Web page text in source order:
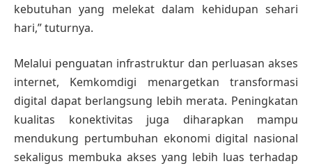
kebutuhan yang melekat dalam kehidupan sehari
hari,” tuturnya.
Melalui penguatan infrastruktur dan perluasan akses
internet, Kemkomdigi menargetkan transformasi
digital dapat berlangsung lebih merata. Peningkatan
kualitas konektivitas juga diharapkan mampu
mendukung pertumbuhan ekonomi digital nasional
sekaligus membuka akses yang lebih luas terhadap